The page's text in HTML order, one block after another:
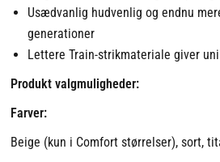
Usædvanlig hudvenlig og endnu
generationer
Lettere Train-strikmateriale giver
Produkt valgmuligheder:
Farver:
Beige (kun i Comfort størrelser), sort,